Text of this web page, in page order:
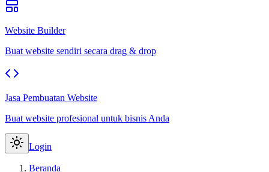
Website Builder
Buat website sendiri secara drag & drop
Jasa Pembuatan Website
Buat website profesional untuk bisnis Anda
Login
Beranda